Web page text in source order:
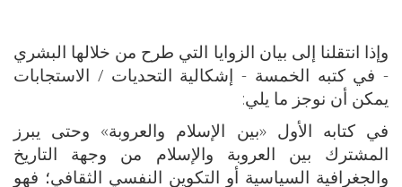
وإذا انتقلنا إلى بيان الزوايا التي طرح من خلالها البشري
- في كتبه الخمسة - إشكالية التحديات / الاستجابات
يمكن أن نوجز ما يلي:
في كتابه الأول «بين الإسلام والعروبة» وحتى يبرز
المشترك بين العروبة والإسلام من وجهة التاريخ
والجغرافية السياسية أو التكوين النفسي الثقافي؛ فهو